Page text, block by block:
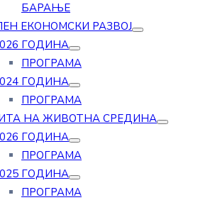
БАРАЊЕ
ЕКОНОМСКИ РАЗВОЈ
ГОДИНА
ПРОГРАМА
ГОДИНА
ПРОГРАМА
НА ЖИВОТНА СРЕДИНА
ГОДИНА
ПРОГРАМА
ГОДИНА
ПРОГРАМА